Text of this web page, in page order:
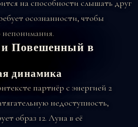
на способности слышать друг
осознанности, чтобы
непонимания.
Повешенный в
динамика
партнёр с энергией 2
недоступность,
образ 12. Луна в её